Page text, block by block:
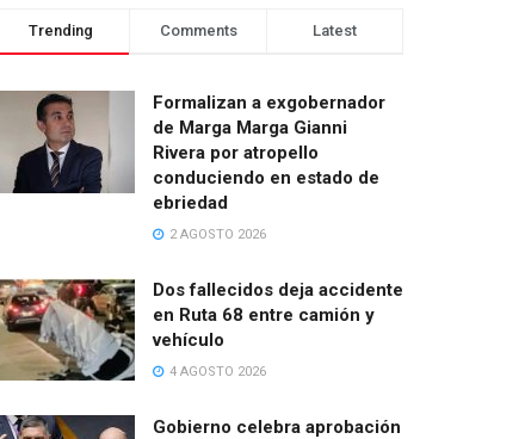
Trending Comments Latest
Formalizan a exgobernador
de Marga Marga Gianni
Rivera por atropello
conduciendo en estado de
ebriedad
2 AGOSTO 2026
Dos fallecidos deja accidente
en Ruta 68 entre camión y
vehículo
4 AGOSTO 2026
Gobierno celebra aprobación